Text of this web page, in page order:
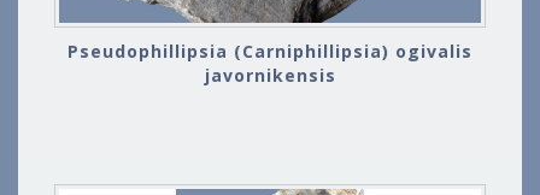
Pseudophillipsia (Carniphillipsia) ogivalis
javornikensis